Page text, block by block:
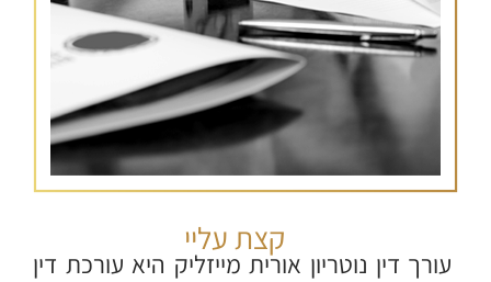
קצת עליי
עורך דין נוטריון אורית מייזליק היא עורכת דין